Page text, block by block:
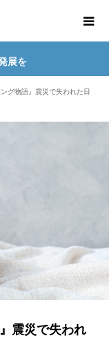
展を
グ物語』震災で失われた日
震災で失われ